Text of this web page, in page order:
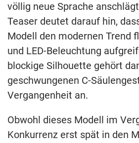
völlig neue Sprache
Teaser deutet darauf hin,
Modell den modernen Trend
und LED-Beleuchtung
blockige Silhouette gehört
geschwungenen C-
Vergangenheit an.
Obwohl dieses Modell im
Konkurrenz erst spät in den